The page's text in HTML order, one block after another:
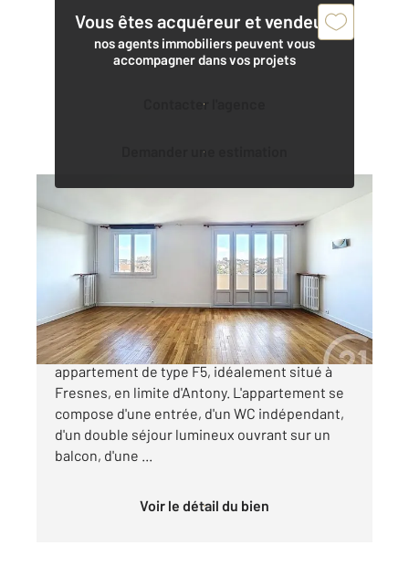
Vous êtes acquéreur et vendeur,
nos agents immobiliers peuvent vous
accompagner dans vos projets
Contacter l'agence
Demander une estimation
Ref : 10009
Appartement F5 à vendre
259 900 €
CENTURY 21 Eureka vous propose cet
appartement de type F5, idéalement situé à
Fresnes, en limite d'Antony. L'appartement se
compose d'une entrée, d'un WC indépendant,
d'un double séjour lumineux ouvrant sur un
balcon, d'une ...
Voir le détail du bien